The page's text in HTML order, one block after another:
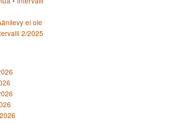
ei ole
2/2025